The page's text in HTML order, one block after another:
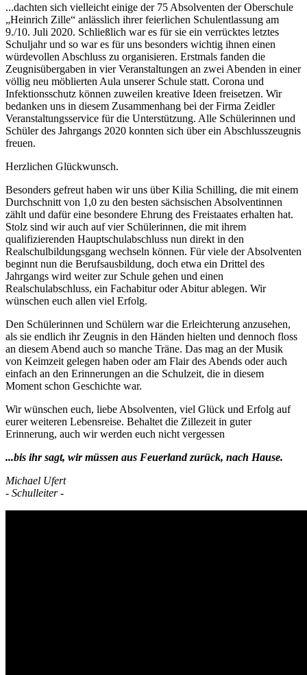
...dachten sich vielleicht einige der 75 Absolventen der Oberschule
„Heinrich Zille“ anlässlich ihrer feierlichen Schulentlassung am
9./10. Juli 2020. Schließlich war es für sie ein verrücktes letztes
Schuljahr und so war es für uns besonders wichtig ihnen einen
würdevollen Abschluss zu organisieren. Erstmals fanden die
Zeugnisübergaben in vier Veranstaltungen an zwei Abenden in einer
völlig neu möblierten Aula unserer Schule statt. Corona und
Infektionsschutz können zuweilen kreative Ideen freisetzen. Wir
bedanken uns in diesem Zusammenhang bei der Firma Zeidler
Veranstaltungsservice für die Unterstützung. Alle Schülerinnen und
Schüler des Jahrgangs 2020 konnten sich über ein Abschlusszeugnis
freuen.
Herzlichen Glückwunsch.
Besonders gefreut haben wir uns über Kilia Schilling, die mit einem
Durchschnitt von 1,0 zu den besten sächsischen Absolventinnen
zählt und dafür eine besondere Ehrung des Freistaates erhalten hat.
Stolz sind wir auch auf vier Schülerinnen, die mit ihrem
qualifizierenden Hauptschulabschluss nun direkt in den
Realschulbildungsgang wechseln können. Für viele der Absolventen
beginnt nun die Berufsausbildung, doch etwa ein Drittel des
Jahrgangs wird weiter zur Schule gehen und einen
Realschulabschluss, ein Fachabitur oder Abitur ablegen. Wir
wünschen euch allen viel Erfolg.
Den Schülerinnen und Schülern war die Erleichterung anzusehen,
als sie endlich ihr Zeugnis in den Händen hielten und dennoch floss
an diesem Abend auch so manche Träne. Das mag an der Musik
von Keimzeit gelegen haben oder am Flair des Abends oder auch
einfach an den Erinnerungen an die Schulzeit, die in diesem
Moment schon Geschichte war.
Wir wünschen euch, liebe Absolventen, viel Glück und Erfolg auf
eurer weiteren Lebensreise. Behaltet die Zillezeit in guter
Erinnerung, auch wir werden euch nicht vergessen
...bis ihr sagt, wir müssen aus Feuerland zurück, nach Hause.
Michael Ufert
- Schulleiter -